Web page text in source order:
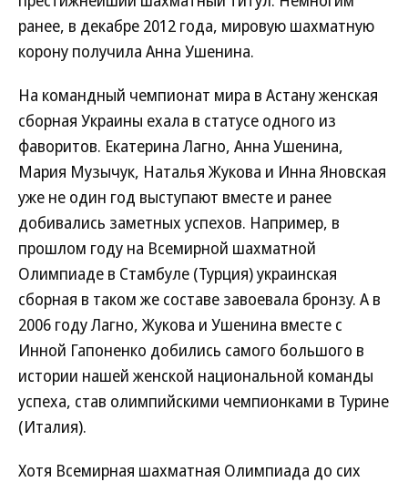
ранее, в декабре 2012 года, мировую шахматную
корону получила Анна Ушенина.
На командный чемпионат мира в Астану женская
сборная Украины ехала в статусе одного из
фаворитов. Екатерина Лагно, Анна Ушенина,
Мария Музычук, Наталья Жукова и Инна Яновская
уже не один год выступают вместе и ранее
добивались заметных успехов. Например, в
прошлом году на Всемирной шахматной
Олимпиаде в Стамбуле (Турция) украинская
сборная в таком же составе завоевала бронзу. А в
2006 году Лагно, Жукова и Ушенина вместе с
Инной Гапоненко добились самого большого в
истории нашей женской национальной команды
успеха, став олимпийскими чемпионками в Турине
(Италия).
Хотя Всемирная шахматная Олимпиада до сих